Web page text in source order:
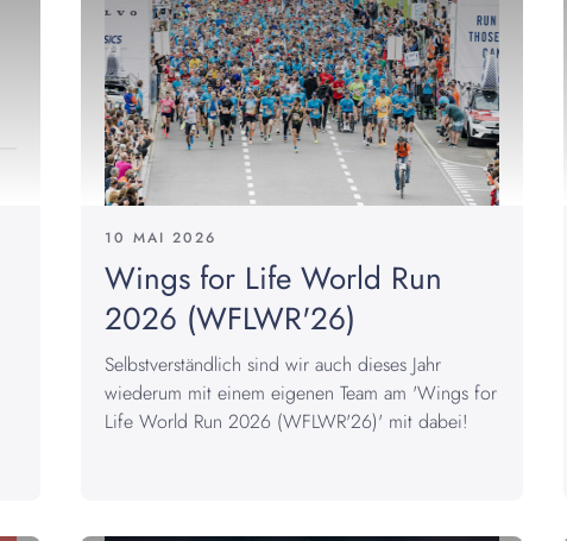
10 MAI 2026
Wings for Life World Run
2026 (WFLWR'26)
Selbstverständlich sind wir auch dieses Jahr
wiederum mit einem eigenen Team am 'Wings for
Life World Run 2026 (WFLWR'26)' mit dabei!